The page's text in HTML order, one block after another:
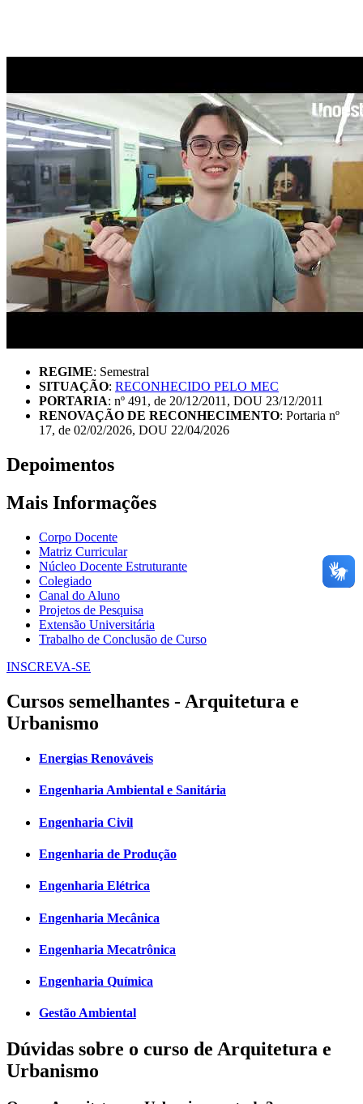
REGIME: Semestral
SITUAÇÃO: RECONHECIDO PELO MEC
PORTARIA: nº 491, de 20/12/2011, DOU 23/12/2011
RENOVAÇÃO DE RECONHECIMENTO: Portaria nº
17, de 02/02/2026, DOU 22/04/2026
Depoimentos
Mais Informações
Corpo Docente
Matriz Curricular
Núcleo Docente Estruturante
Colegiado
Canal do Aluno
Projetos de Pesquisa
Extensão Universitária
Trabalho de Conclusão de Curso
INSCREVA-SE
Cursos semelhantes - Arquitetura e
Urbanismo
Energias Renováveis
Engenharia Ambiental e Sanitária
Engenharia Civil
Engenharia de Produção
Engenharia Elétrica
Engenharia Mecânica
Engenharia Mecatrônica
Engenharia Química
Gestão Ambiental
Dúvidas sobre o curso de Arquitetura e
Urbanismo